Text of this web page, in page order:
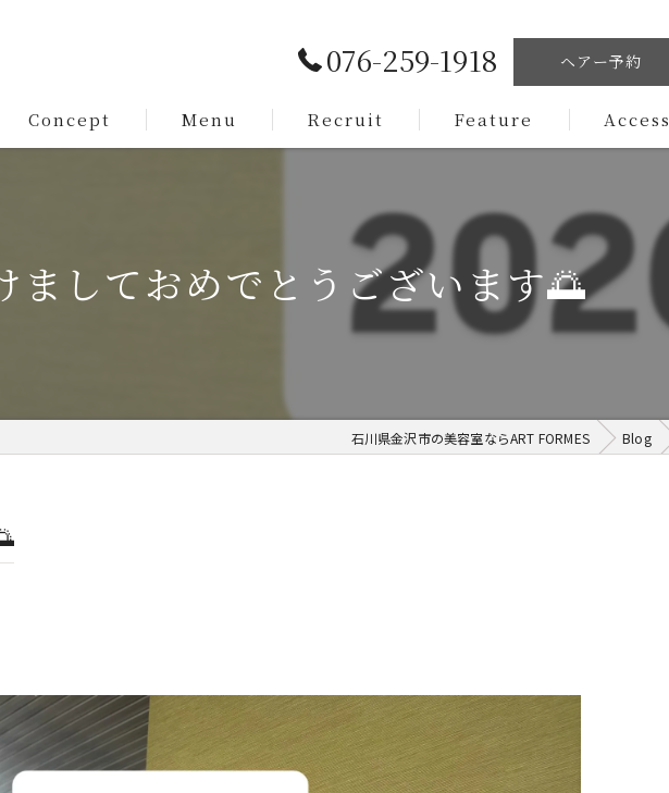
076-259-1918 ヘアー予約
Concept Menu Recruit Feature
メンズ
脱毛
Access
ましておめでとうございます🌅
石川県金沢市の美容室ならART FORMES Blog